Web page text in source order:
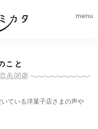
menu
こと
ている洋菓子店さまの声や